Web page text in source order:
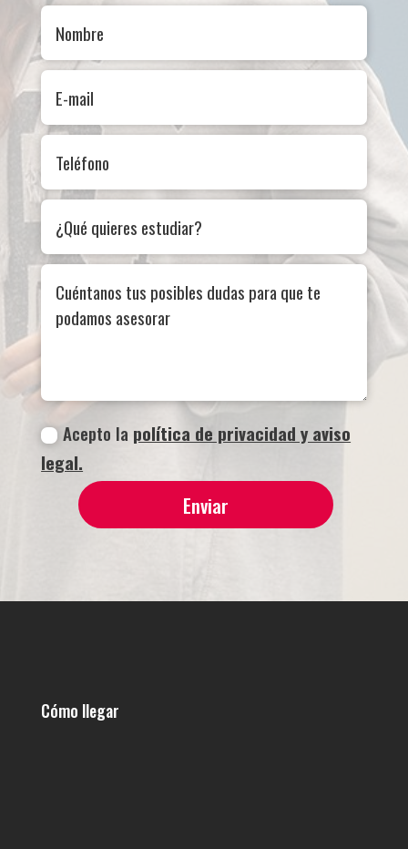
Acepto la política de privacidad y aviso
legal.
Enviar
Cómo llegar